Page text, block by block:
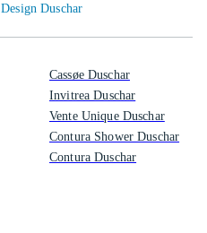
Design Duschar
Cassøe Duschar
Invitrea Duschar
Vente Unique Duschar
Contura Shower Duschar
Contura Duschar